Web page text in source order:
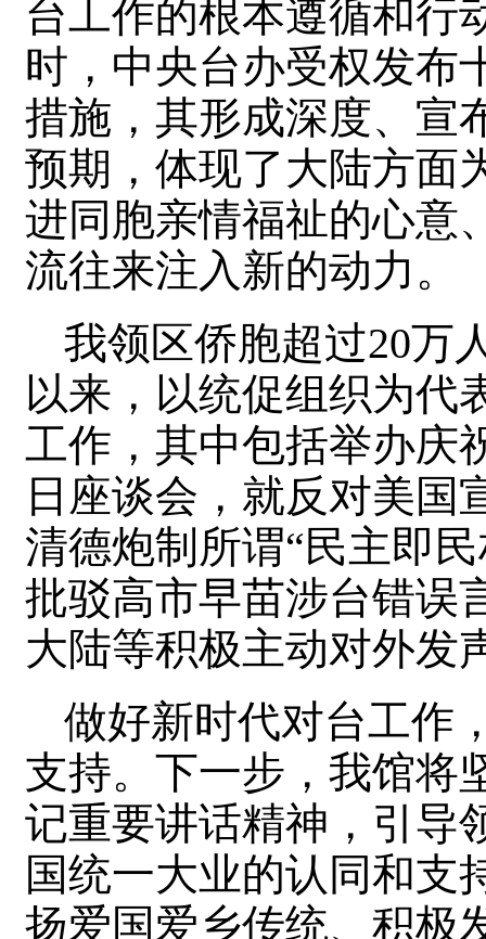
台工作的根本遵循和行
时，中央台办受权发布
措施，其形成深度、宣
预期，体现了大陆方面
进同胞亲情福祉的心意
流往来注入新的动力。
我领区侨胞超过20万
以来，以统促组织为代
工作，其中包括举办庆
日座谈会，就反对美国
清德炮制所谓“民主即
批驳高市早苗涉台错误
大陆等积极主动对外发
做好新时代对台工作
支持。下一步，我馆将
记重要讲话精神，引导
国统一大业的认同和支
扬爱国爱乡传统、积极